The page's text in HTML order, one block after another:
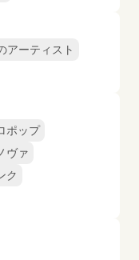
アーティスト
ポップ
ヴァ
ク